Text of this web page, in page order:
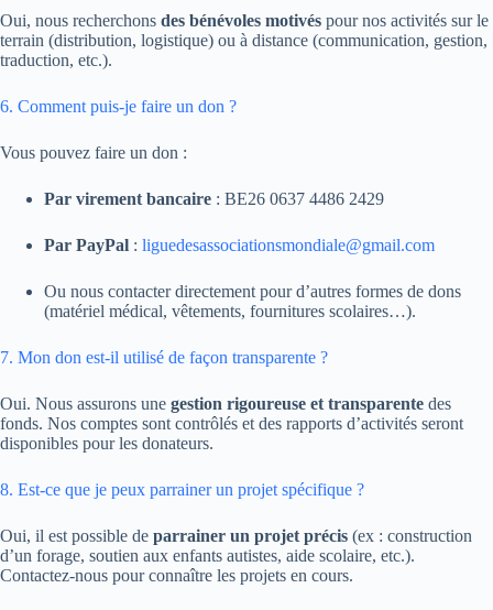
Oui, nous recherchons des bénévoles motivés pour nos activités sur le
terrain (distribution, logistique) ou à distance (communication, gestion,
traduction, etc.).
6. Comment puis-je faire un don ?
Vous pouvez faire un don :
Par virement bancaire : BE26 0637 4486 2429
Par PayPal : liguedesassociationsmondiale@gmail.com
Ou nous contacter directement pour d’autres formes de dons
(matériel médical, vêtements, fournitures scolaires…).
7. Mon don est-il utilisé de façon transparente ?
Oui. Nous assurons une gestion rigoureuse et transparente des
fonds. Nos comptes sont contrôlés et des rapports d’activités seront
disponibles pour les donateurs.
8. Est-ce que je peux parrainer un projet spécifique ?
Oui, il est possible de parrainer un projet précis (ex : construction
d’un forage, soutien aux enfants autistes, aide scolaire, etc.).
Contactez-nous pour connaître les projets en cours.